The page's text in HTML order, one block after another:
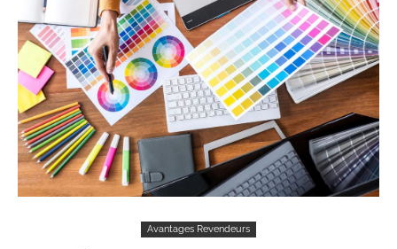
Avantages Revendeurs